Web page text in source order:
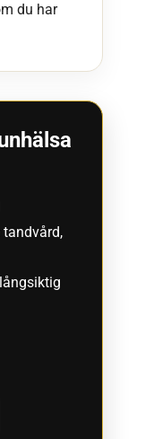
du har